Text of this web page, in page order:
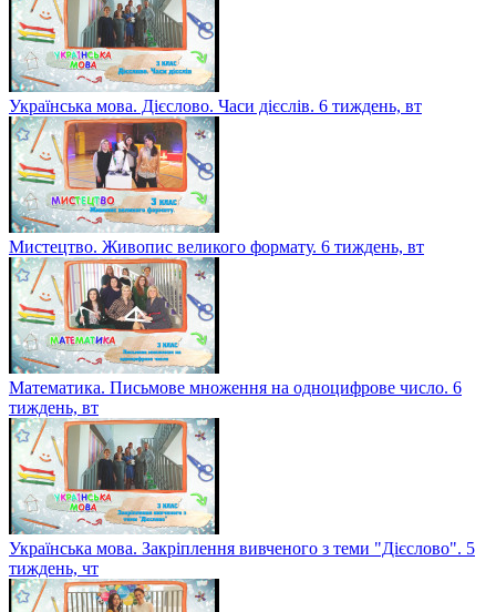
Українська мова. Дієслово. Часи дієслів. 6 тиждень, вт
Мистецтво. Живопис великого формату. 6 тиждень, вт
Математика. Письмове множення на одноцифрове число. 6
тиждень, вт
Українська мова. Закріплення вивченого з теми "Дієслово". 5
тиждень, чт